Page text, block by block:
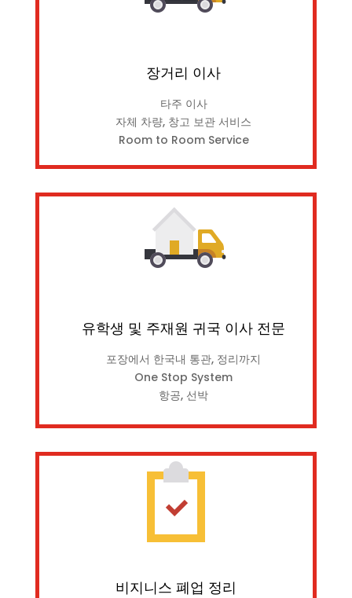
장거리 이사
타주 이사
자체 차량, 창고 보관 서비스
Room to Room Service
유학생 및 주재원 귀국 이사 전문
포장에서 한국내 통관, 정리까지
One Stop System
항공, 선박
비지니스 폐업 정리